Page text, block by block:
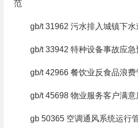
范
gb/t 31962 污水排入城镇下
gb/t 33942 特种设备事故应急
gb/t 42966 餐饮业反食品浪费
gb/t 45698 物业服务客户满意
gb 50365 空调通风系统运行